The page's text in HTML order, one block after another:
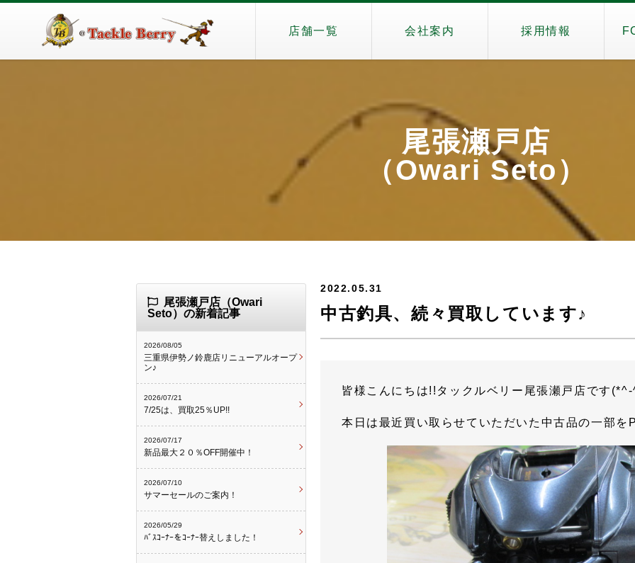
店舗一覧 会社案内 採用情報
尾張瀬戸店
（Owari Seto）
2022.05.31
中古釣具、続々買取しています♪
皆様こんにちは!!タックルベリー尾張瀬戸店です
本日は最近買い取らせていただいた中古品の一部
尾張瀬戸店（Owari
Seto）の新着記事
2026/08/05
三重県伊勢ノ鈴鹿店リニューアルオープ
ン♪
2026/07/21
7/25は、買取25％UP!!
2026/07/17
新品最大２０％OFF開催中！
2026/07/10
サマーセールのご案内！
2026/05/29
ﾊﾞｽｺｰﾅｰをｺｰﾅｰ替えしました！